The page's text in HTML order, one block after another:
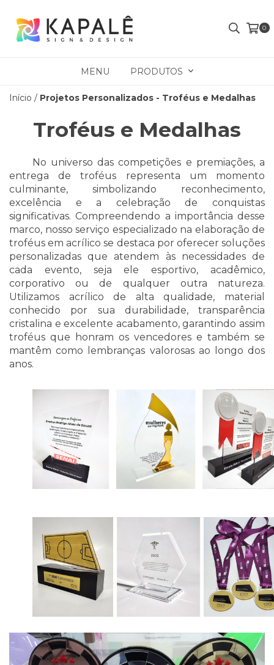
0
MENU PRODUTOS
Início / Projetos Personalizados - Troféus e Medalhas
Troféus e Medalhas
No universo das competições e premiações, a
entrega de troféus representa um momento
culminante, simbolizando reconhecimento,
excelência e a celebração de conquistas
significativas. Compreendendo a importância desse
marco, nosso serviço especializado na elaboração de
troféus em acrílico se destaca por oferecer soluções
personalizadas que atendem às necessidades de
cada evento, seja ele esportivo, acadêmico,
corporativo ou de qualquer outra natureza.
Utilizamos acrílico de alta qualidade, material
conhecido por sua durabilidade, transparência
cristalina e excelente acabamento, garantindo assim
troféus que honram os vencedores e também se
mantêm como lembranças valorosas ao longo dos
anos.